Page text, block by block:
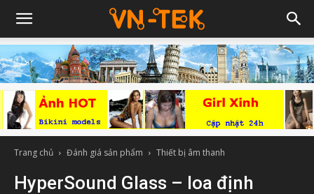
Trang chủ Đánh giá sản phẩm Thiết bị âm thanh
HyperSound Glass – loa định